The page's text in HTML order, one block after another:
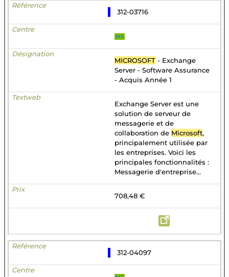
312-03716
MS
MICROSOFT - Exchange
Server - Software Assurance
- Acquis Année 1
Exchange Server est une
solution de serveur de
messagerie et de
collaboration de Microsoft,
principalement utilisée par
les entreprises. Voici les
principales fonctionnalités :
Messagerie d'entreprise...
708,48 €
312-04097